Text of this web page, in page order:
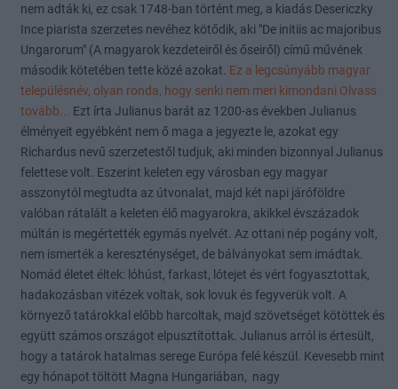
nem adták ki, ez csak 1748-ban történt meg, a kiadás Desericzky
Ince piarista szerzetes nevéhez kötődik, aki "De initiis ac majoribus
Ungarorum" (A magyarok kezdeteiről és őseiről) című művének
második kötetében tette közé azokat. Ez a legcsúnyább magyar
településnév, olyan ronda, hogy senki nem meri kimondani Olvass
tovább... Ezt írta Julianus barát az 1200-as években Julianus
élményeit egyébként nem ő maga a jegyezte le, azokat egy
Richardus nevű szerzetestől tudjuk, aki minden bizonnyal Julianus
felettese volt. Eszerint keleten egy városban egy magyar
asszonytól megtudta az útvonalat, majd két napi járóföldre
valóban rátalált a keleten élő magyarokra, akikkel évszázadok
múltán is megértették egymás nyelvét. Az ottani nép pogány volt,
nem ismerték a kereszténységet, de bálványokat sem imádtak.
Nomád életet éltek: lóhúst, farkast, lótejet és vért fogyasztottak,
hadakozásban vitézek voltak, sok lovuk és fegyverük volt. A
környező tatárokkal előbb harcoltak, majd szövetséget kötöttek és
együtt számos országot elpusztítottak. Julianus arról is értesült,
hogy a tatárok hatalmas serege Európa felé készül. Kevesebb mint
egy hónapot töltött Magna Hungariában, nagy